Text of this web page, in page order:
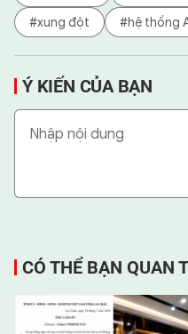
#xung đột
#hệ thống
Ý KIẾN CỦA BẠN
CÓ THỂ BẠN QUAN